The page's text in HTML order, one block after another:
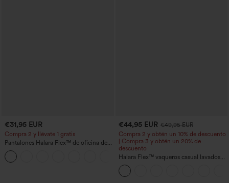
€31,95 EUR
Compra 2 y llévate 1 gratis
Pantalones Halara Flex™ de oficina de
tiro alto ligeramente acampanados con
bolsillos
+13
€44,95 EUR €49,95 EUR
Compra 2 y obtén un 10% de descuento
| Compra 3 y obtén un 20% de
descuento
Halara Flex™ vaqueros casual lavados
asimétricos de tiro bajo con bolsillos
con cremallera, corte baggy y pierna
ancha